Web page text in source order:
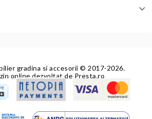
gradina si accesorii © 2017-2026.
online dezvoltat de Presta.ro